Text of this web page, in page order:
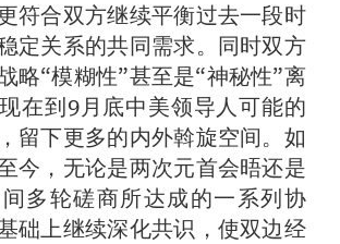
符合双方继续平衡过去一段时
定关系的共同需求。同时双方
略“模糊性”甚至是“神秘性”离
在到9月底中美领导人可能的
留下更多的内外斡旋空间。如
今，无论是两次元首会晤还是
多轮磋商所达成的一系列协
础上继续深化共识，使双边经